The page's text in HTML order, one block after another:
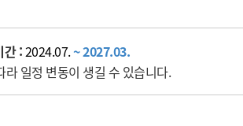
간 :2024.07.~ 2027.03.
라 일정 변동이 생길 수 있습니다.